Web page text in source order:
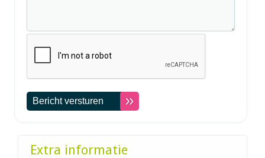
Extra informatie